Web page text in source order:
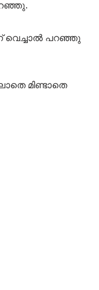
വെച്ചാൽ പറഞ്ഞു
മിണ്ടാതെ